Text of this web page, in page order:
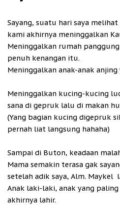
Sayang, suatu hari saya
kami akhirnya meninggalkan
Meninggalkan rumah
penuh kenangan itu.
Meninggalkan anak-anak
Meninggalkan kucing-kucing
sana di gepruk lalu di makan
(Yang bagian kucing digepruk
pernah liat langsung hahaha)
Sampai di Buton, keadaan
Mama semakin terasa gak
setelah adik saya, Alm. Maykel
Anak laki-laki, anak yang
akhirnya lahir.